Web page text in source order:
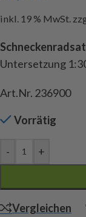
inkl. 19 % MwSt.
Untersetzung
Art.Nr. 236900
Vorrätig
- +
Vergleichen